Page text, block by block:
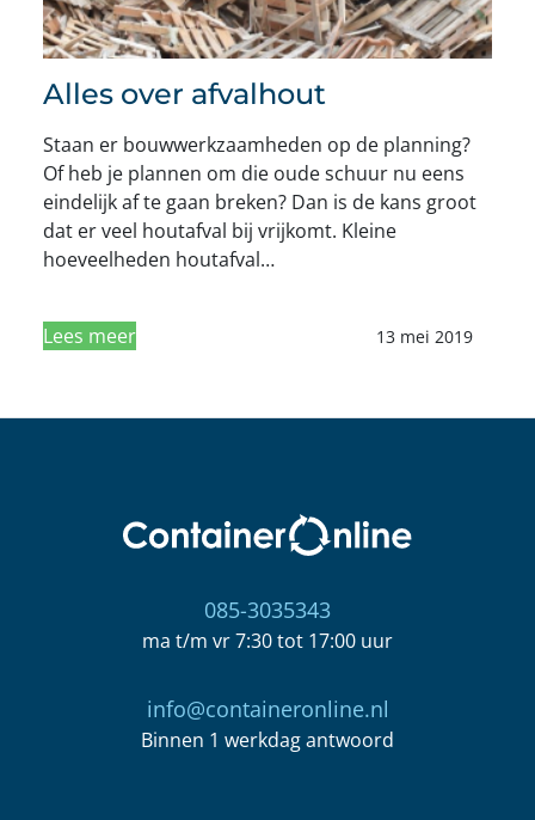
Alles over afvalhout
Staan er bouwwerkzaamheden op de planning?
Of heb je plannen om die oude schuur nu eens
eindelijk af te gaan breken? Dan is de kans groot
dat er veel houtafval bij vrijkomt. Kleine
hoeveelheden houtafval…
Lees meer 13 mei 2019
085-3035343
ma t/m vr 7:30 tot 17:00 uur
info@containeronline.nl
Binnen 1 werkdag antwoord